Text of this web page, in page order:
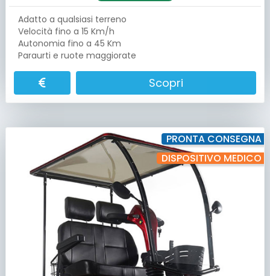
Adatto a qualsiasi terreno
Velocità fino a 15 Km/h
Autonomia fino a 45 Km
Paraurti e ruote maggiorate
Scopri
PRONTA CONSEGNA
DISPOSITIVO MEDICO